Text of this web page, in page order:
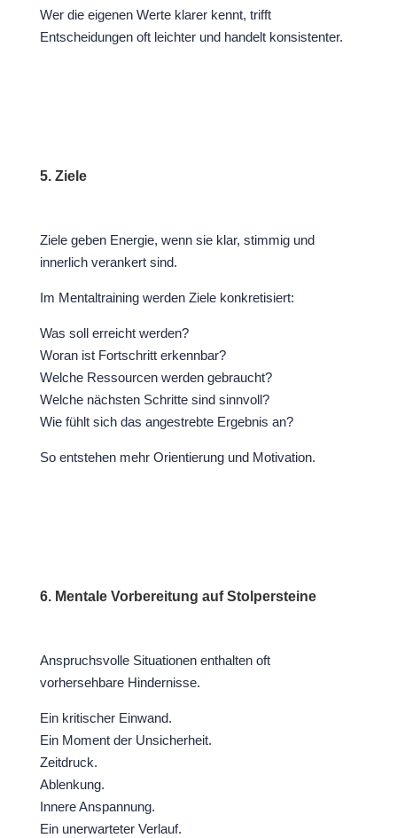
Wer die eigenen Werte klarer kennt, trifft
Entscheidungen oft leichter und handelt konsistenter.
5. Ziele
Ziele geben Energie, wenn sie klar, stimmig und
innerlich verankert sind.
Im Mentaltraining werden Ziele konkretisiert:
Was soll erreicht werden?
Woran ist Fortschritt erkennbar?
Welche Ressourcen werden gebraucht?
Welche nächsten Schritte sind sinnvoll?
Wie fühlt sich das angestrebte Ergebnis an?
So entstehen mehr Orientierung und Motivation.
6. Mentale Vorbereitung auf Stolpersteine
Anspruchsvolle Situationen enthalten oft
vorhersehbare Hindernisse.
Ein kritischer Einwand.
Ein Moment der Unsicherheit.
Zeitdruck.
Ablenkung.
Innere Anspannung.
Ein unerwarteter Verlauf.